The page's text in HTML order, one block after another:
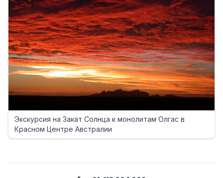
Экскурсия на Закат Солнца к монолитам Олгас в
Красном Центре Австралии